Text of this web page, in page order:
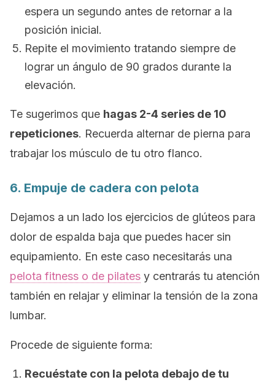
espera un segundo antes de retornar a la
posición inicial.
Repite el movimiento tratando siempre de
lograr un ángulo de 90 grados durante la
elevación.
Te sugerimos que hagas 2-4 series de 10
repeticiones. Recuerda alternar de pierna para
trabajar los músculo de tu otro flanco.
6. Empuje de cadera con pelota
Dejamos a un lado los ejercicios de glúteos para
dolor de espalda baja que puedes hacer sin
equipamiento. En este caso necesitarás una
pelota fitness o de pilates y centrarás tu atención
también en relajar y eliminar la tensión de la zona
lumbar.
Procede de siguiente forma:
Recuéstate con la pelota debajo de tu